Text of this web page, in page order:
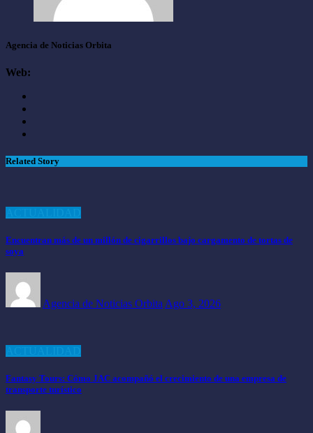
Agencia de Noticias Orbita
Web:
Related Story
Encuentran más de un millón de cigarrillos bajo cargamento de tortas de
soya
Agencia de Noticias Orbita Ago 3, 2026
Fantasy Tours: Cómo JAC acompañó el crecimiento de una empresa de
transporte turístico